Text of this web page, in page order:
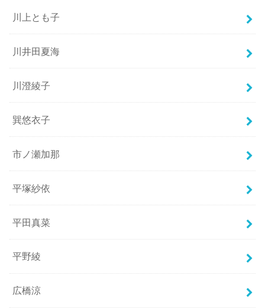
川上とも子
川井田夏海
川澄綾子
巽悠衣子
市ノ瀬加那
平塚紗依
平田真菜
平野綾
広橋涼